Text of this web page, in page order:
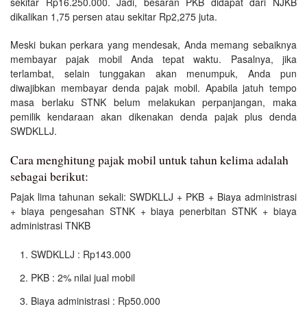
dikalikan 1,75 persen atau sekitar Rp2,275 juta.
Meski bukan perkara yang mendesak, Anda memang sebaiknya
membayar pajak mobil Anda tepat waktu. Pasalnya, jika
terlambat, selain tunggakan akan menumpuk, Anda pun
diwajibkan membayar denda pajak mobil. Apabila jatuh tempo
masa berlaku STNK belum melakukan perpanjangan, maka
pemilik kendaraan akan dikenakan denda pajak plus denda
SWDKLLJ.
Cara menghitung pajak mobil untuk tahun kelima adalah
sebagai berikut:
Pajak lima tahunan sekali: SWDKLLJ + PKB + Biaya administrasi
+ biaya pengesahan STNK + biaya penerbitan STNK + biaya
administrasi TNKB
SWDKLLJ : Rp143.000
PKB : 2% nilai jual mobil
Biaya administrasi : Rp50.000